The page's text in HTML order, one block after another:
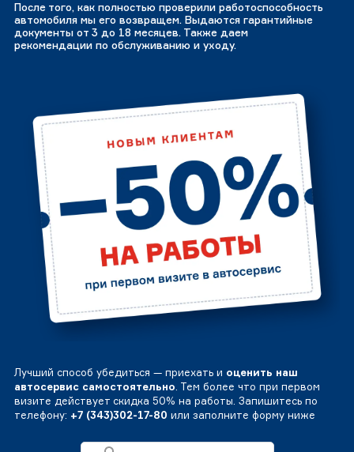
После того, как полностью проверили работоспособность
автомобиля мы его возвращем. Выдаются гарантийные
документы от 3 до 18 месяцев. Также даем
рекомендации по обслуживанию и уходу.
Лучший способ убедиться — приехать и оценить наш
автосервис самостоятельно. Тем более что при первом
визите действует скидка 50% на работы. Запишитесь по
телефону: +7 (343)302-17-80 или заполните форму ниже